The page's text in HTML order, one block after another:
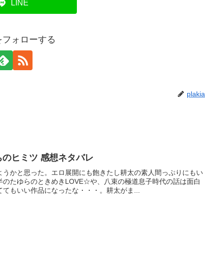
LINE
ォローする
plakia
ヒミツ 感想ネタバレ
かと思った。エロ展開にも飽きたし耕太の素人間っぷりにもい
のたゆらのときめきLOVE☆や、八束の極道息子時代の話は面白
もいい作品になったな・・・。耕太がま...